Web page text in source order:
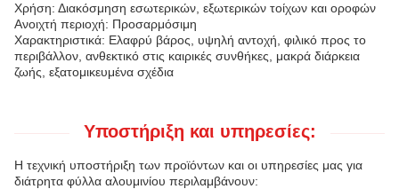
Χρήση: Διακόσμηση εσωτερικών, εξωτερικών τοίχων και οροφών
Ανοιχτή περιοχή: Προσαρμόσιμη
Χαρακτηριστικά: Ελαφρύ βάρος, υψηλή αντοχή, φιλικό προς το
περιβάλλον, ανθεκτικό στις καιρικές συνθήκες, μακρά διάρκεια
ζωής, εξατομικευμένα σχέδια
Υποστήριξη και υπηρεσίες:
Η τεχνική υποστήριξη των προϊόντων και οι υπηρεσίες μας για
διάτρητα φύλλα αλουμινίου περιλαμβάνουν: